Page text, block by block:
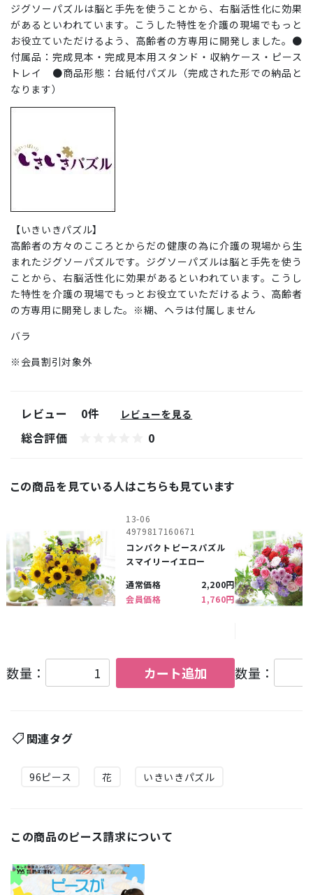
ジグソーパズルは脳と手先を使うことから、右脳活性化に効果
があるといわれています。こうした特性を介護の現場でもっと
お役立ていただけるよう、高齢者の方専用に開発しました。●
付属品：完成見本・完成見本用スタンド・収納ケース・ピース
トレイ ●商品形態：台紙付パズル（完成された形での納品と
なります）
【いきいきパズル】
高齢者の方々のこころとからだの健康の為に介護の現場から生
まれたジグソーパズルです。ジグソーパズルは脳と手先を使う
ことから、右脳活性化に効果があるといわれています。こうし
た特性を介護の現場でもっとお役立ていただけるよう、高齢者
の方専用に開発しました。※糊、ヘラは付属しません
バラ
※会員割引対象外
レビュー 0件 レビューを見る
総合評価 0
この商品を見ている人はこちらも見ています
13-06
4979817160671
コンパクトピースパズル
スマイリーイエロー
通常価格
2,200円
会員価格
1,760円
数量： カート追加 数量：
関連タグ
96ピース 花 いきいきパズル
この商品のピース請求について